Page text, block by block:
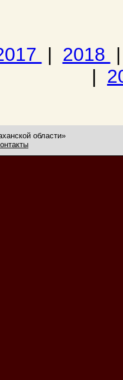
| 2018
|
области»